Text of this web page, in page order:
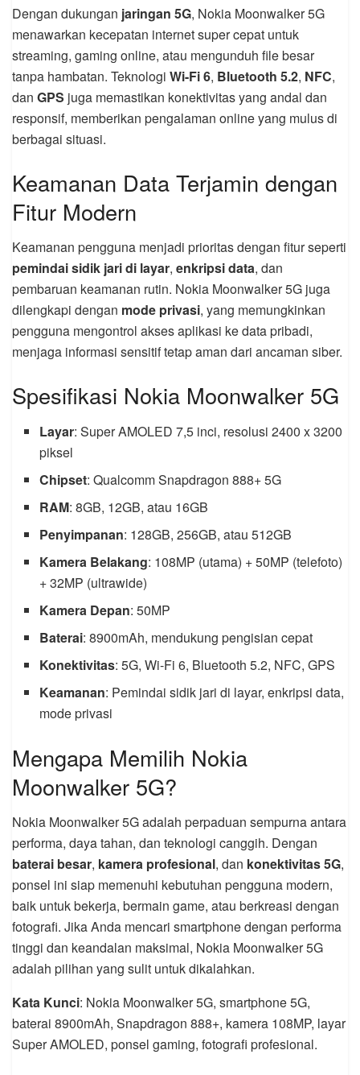
Dengan dukungan jaringan 5G, Nokia Moonwalker 5G
menawarkan kecepatan internet super cepat untuk
streaming, gaming online, atau mengunduh file besar
tanpa hambatan. Teknologi Wi-Fi 6, Bluetooth 5.2, NFC,
dan GPS juga memastikan konektivitas yang andal dan
responsif, memberikan pengalaman online yang mulus di
berbagai situasi.
Keamanan Data Terjamin dengan
Fitur Modern
Keamanan pengguna menjadi prioritas dengan fitur seperti
pemindai sidik jari di layar, enkripsi data, dan
pembaruan keamanan rutin. Nokia Moonwalker 5G juga
dilengkapi dengan mode privasi, yang memungkinkan
pengguna mengontrol akses aplikasi ke data pribadi,
menjaga informasi sensitif tetap aman dari ancaman siber.
Spesifikasi Nokia Moonwalker 5G
Layar: Super AMOLED 7,5 inci, resolusi 2400 x 3200
piksel
Chipset: Qualcomm Snapdragon 888+ 5G
RAM: 8GB, 12GB, atau 16GB
Penyimpanan: 128GB, 256GB, atau 512GB
Kamera Belakang: 108MP (utama) + 50MP (telefoto)
+ 32MP (ultrawide)
Kamera Depan: 50MP
Baterai: 8900mAh, mendukung pengisian cepat
Konektivitas: 5G, Wi-Fi 6, Bluetooth 5.2, NFC, GPS
Keamanan: Pemindai sidik jari di layar, enkripsi data,
mode privasi
Mengapa Memilih Nokia
Moonwalker 5G?
Nokia Moonwalker 5G adalah perpaduan sempurna antara
performa, daya tahan, dan teknologi canggih. Dengan
baterai besar, kamera profesional, dan konektivitas 5G,
ponsel ini siap memenuhi kebutuhan pengguna modern,
baik untuk bekerja, bermain game, atau berkreasi dengan
fotografi. Jika Anda mencari smartphone dengan performa
tinggi dan keandalan maksimal, Nokia Moonwalker 5G
adalah pilihan yang sulit untuk dikalahkan.
Kata Kunci: Nokia Moonwalker 5G, smartphone 5G,
baterai 8900mAh, Snapdragon 888+, kamera 108MP, layar
Super AMOLED, ponsel gaming, fotografi profesional.